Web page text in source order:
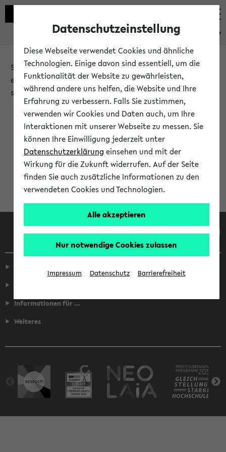
eKVV
Sie möchten auf eine eKVV Funktion zugreifen, die Ihnen
erst nach einer Anmeldung am System zur Verfügung
steht.
Bitte melden Sie sich an:
Anmeldung am eKVV
Informationen für ...
Weiteres
Datenschutzeinstellung
Diese Webseite verwendet Cookies und ähnliche
Technologien. Einige davon sind essentiell, um die
Funktionalität der Website zu gewährleisten,
während andere uns helfen, die Website und Ihre
Erfahrung zu verbessern. Falls Sie zustimmen,
verwenden wir Cookies und Daten auch, um Ihre
Interaktionen mit unserer Webseite zu messen. Sie
können Ihre Einwilligung jederzeit unter
Datenschutzerklärung einsehen und mit der
Wirkung für die Zukunft widerrufen. Auf der Seite
finden Sie auch zusätzliche Informationen zu den
verwendeten Cookies und Technologien.
Alle akzeptieren
Nur notwendige Cookies zulassen
Impressum Datenschutz Barrierefreiheit